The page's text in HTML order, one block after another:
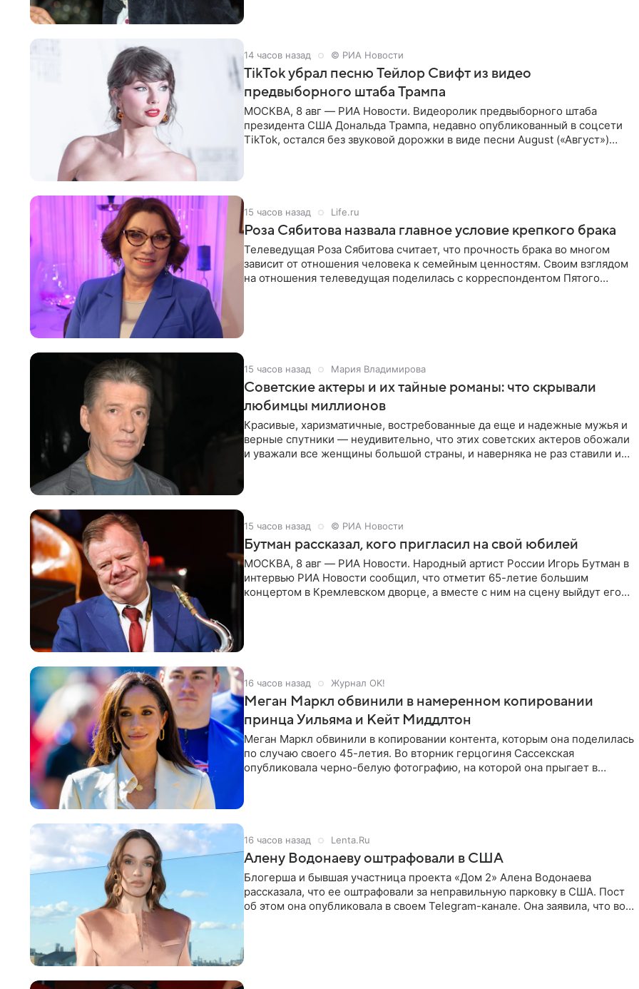
14 часов назад © РИА Новости
TikTok убрал песню Тейлор Свифт из видео
предвыборного штаба Трампа
МОСКВА, 8 авг — РИА Новости. Видеоролик предвыборного штаба
президента США Дональда Трампа, недавно опубликованный в соцсети
TikTok, остался без звуковой дорожки в виде песни August («Август»)
15 часов назад Life.ru
Роза Сябитова назвала главное условие крепкого брака
Телеведущая Роза Сябитова считает, что прочность брака во многом
зависит от отношения человека к семейным ценностям. Своим взглядом
на отношения телеведущая поделилась с корреспондентом Пятого
15 часов назад Мария Владимирова
Советские актеры и их тайные романы: что скрывали
любимцы миллионов
Красивые, харизматичные, востребованные да еще и надежные мужья и
верные спутники — неудивительно, что этих советских актеров обожали
и уважали все женщины большой страны, и наверняка не раз ставили их
15 часов назад © РИА Новости
Бутман рассказал, кого пригласил на свой юбилей
МОСКВА, 8 авг — РИА Новости. Народный артист России Игорь Бутман в
интервью РИА Новости сообщил, что отметит 65-летие большим
концертом в Кремлевском дворце, а вместе с ним на сцену выйдут его
16 часов назад Журнал OK!
Меган Маркл обвинили в намеренном копировании
принца Уильяма и Кейт Миддлтон
Меган Маркл обвинили в копировании контента, которым она поделилась
по случаю своего 45-летия. Во вторник герцогиня Сассекская
опубликовала черно-белую фотографию, на которой она прыгает в
16 часов назад Lenta.Ru
Алену Водонаеву оштрафовали в США
Блогерша и бывшая участница проекта «Дом 2» Алена Водонаева
рассказала, что ее оштрафовали за неправильную парковку в США. Пост
об этом она опубликовала в своем Telegram-канале. Она заявила, что во